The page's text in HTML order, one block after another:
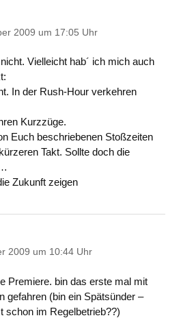
2009 um 17:05 Uhr
Vielleicht hab´ ich mich auch
In der Rush-Hour verkehren
Kurzzüge.
Euch beschriebenen Stoßzeiten
Takt. Sollte doch die
Zukunft zeigen
2009 um 10:44 Uhr
Premiere. bin das erste mal mit
gefahren (bin ein Spätsünder –
schon im Regelbetrieb??)